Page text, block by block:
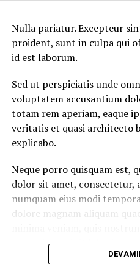
vel illum qui dolorem eum
Temporibus autem
rerum necessitatibus saepe
earum rerum hictenetur a
reiciendis voluptatibus
perferendis doloribus
Lorem ipsum dolor sit amet,
magna aliqua. Ut enimad
exercitation ullamco laboris
commodo consequat.
aspernatur aut odit aut
magni dolores eos qui
Nulla pariatur. Excepteur
proident, sunt in culpa qui
id est laborum.
Sed ut perspiciatis unde
voluptatem accusantium
totam rem aperiam, eaque
veritatis et quasi architecto
explicabo.
Neque porro quisquam est,
dolor sit amet, consectetur,
numquam eius modi
dolore magnam aliquam
corporis suscipit
commodi consequatur.